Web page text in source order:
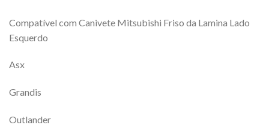
Compatível com Canivete Mitsubishi Friso da Lamina Lado
Esquerdo
Asx
Grandis
Outlander